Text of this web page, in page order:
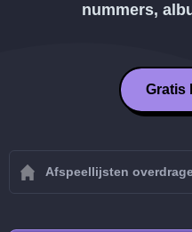
nummers,
Gratis
Afspeellijsten